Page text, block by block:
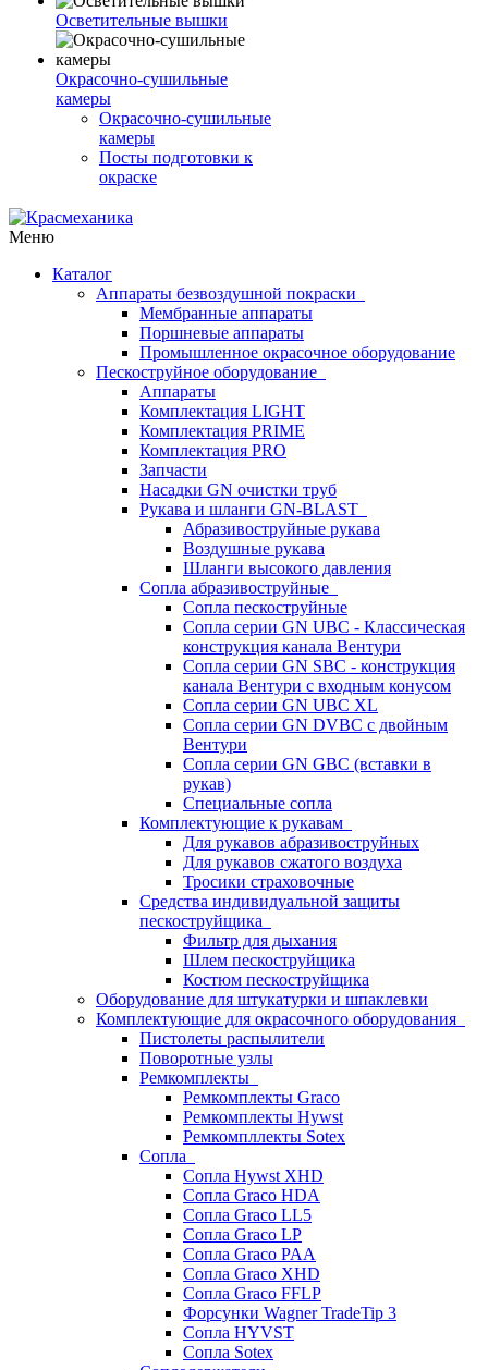
Осветительные вышки
Окрасочно-сушильные
камеры
Окрасочно-сушильные
камеры
Посты подготовки к
окраске
Меню
Каталог
Аппараты безвоздушной покраски
Мембранные аппараты
Поршневые аппараты
Промышленное окрасочное оборудование
Пескоструйное оборудование
Аппараты
Комплектация LIGHT
Комплектация PRIME
Комплектация PRO
Запчасти
Насадки GN очистки труб
Рукава и шланги GN-BLAST
Абразивоструйные рукава
Воздушные рукава
Шланги высокого давления
Сопла абразивоструйные
Сопла пескоструйные
Сопла серии GN UBC - Классическая
конструкция канала Вентури
Сопла серии GN SBC - конструкция
канала Вентури c входным конусом
Сопла серии GN UBC XL
Сопла серии GN DVBC с двойным
Вентури
Сопла серии GN GBC (вставки в
рукав)
Специальные сопла
Комплектующие к рукавам
Для рукавов абразивоструйных
Для рукавов сжатого воздуха
Тросики страховочные
Средства индивидуальной защиты
пескоструйщика
Фильтр для дыхания
Шлем пескоструйщика
Костюм пескоструйщика
Оборудование для штукатурки и шпаклевки
Комплектующие для окрасочного оборудования
Пистолеты распылители
Поворотные узлы
Ремкомплекты
Ремкомплекты Graco
Ремкомплекты Hywst
Ремкомпллекты Sotex
Сопла
Сопла Hywst XHD
Сопла Graco HDA
Сопла Graco LL5
Сопла Graco LP
Сопла Graco PAA
Сопла Graco XHD
Сопла Graco FFLP
Форсунки Wagner TradeTip 3
Сопла HYVST
Сопла Sotex